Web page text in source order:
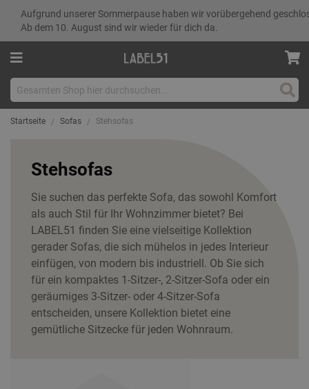
Aufgrund unserer Sommerpause haben wir vorübergehend
Ab dem 10. August sind wir wieder für dich da.
Startseite Sofas Stehsofas
Stehsofas
Sie suchen das perfekte Sofa, das sowohl Komfort
als auch Stil für Ihr Wohnzimmer bietet? Bei
LABEL51 finden Sie eine vielseitige Kollektion
gerader Sofas, die sich mühelos in jedes Interieur
einfügen, von modern bis industriell. Ob Sie sich
für ein kompaktes 1-Sitzer-, 2-Sitzer-Sofa oder ein
geräumiges 3-Sitzer- oder 4-Sitzer-Sofa
entscheiden, unsere Kollektion bietet eine
gemütliche Sitzecke für jeden Wohnraum.